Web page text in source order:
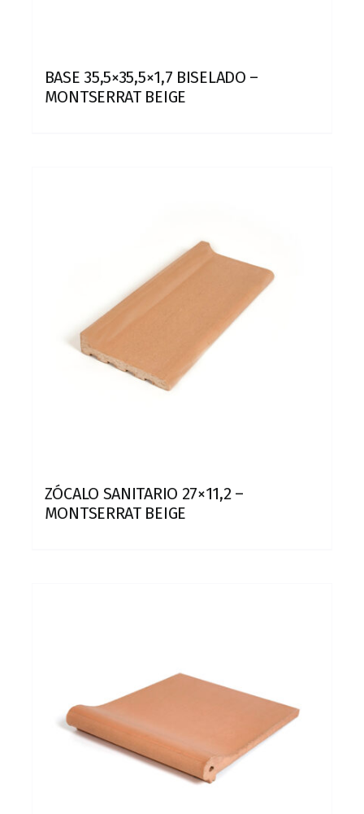
BASE 35,5×35,5×1,7 BISELADO –
MONTSERRAT BEIGE
ZÓCALO SANITARIO 27×11,2 –
MONTSERRAT BEIGE